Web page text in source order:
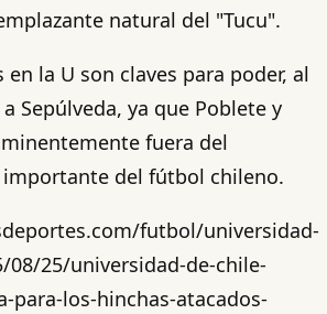
natural del "Tucu".
la U son claves para poder, al
Sepúlveda, ya que Poblete y
fuera del
del fútbol chileno.
futbol/universidad-
08/25/universidad-de-chile-
para-los-hinchas-atacados-